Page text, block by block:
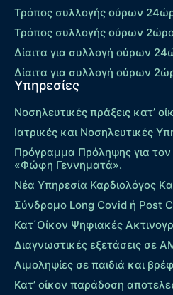
Τρόπος συλλογής ούρων
Τρόπος συλλογής ούρων
Δίαιτα για συλλογή ούρων
Δίαιτα για συλλογή ούρων
Υπηρεσίες
Νοσηλευτικές πράξεις κατ’
Ιατρικές και Νοσηλευτικές
Πρόγραμμα Πρόληψης για
«Φώφη Γεννηματά».
Νέα Υπηρεσία Καρδιολόγος
Σύνδρομο Long Covid ή Post
Κατ΄Οίκον Ψηφιακές
Διαγνωστικές εξετάσεις σε
Αιμοληψίες σε παιδιά και
Κατ’ οίκον παράδοση